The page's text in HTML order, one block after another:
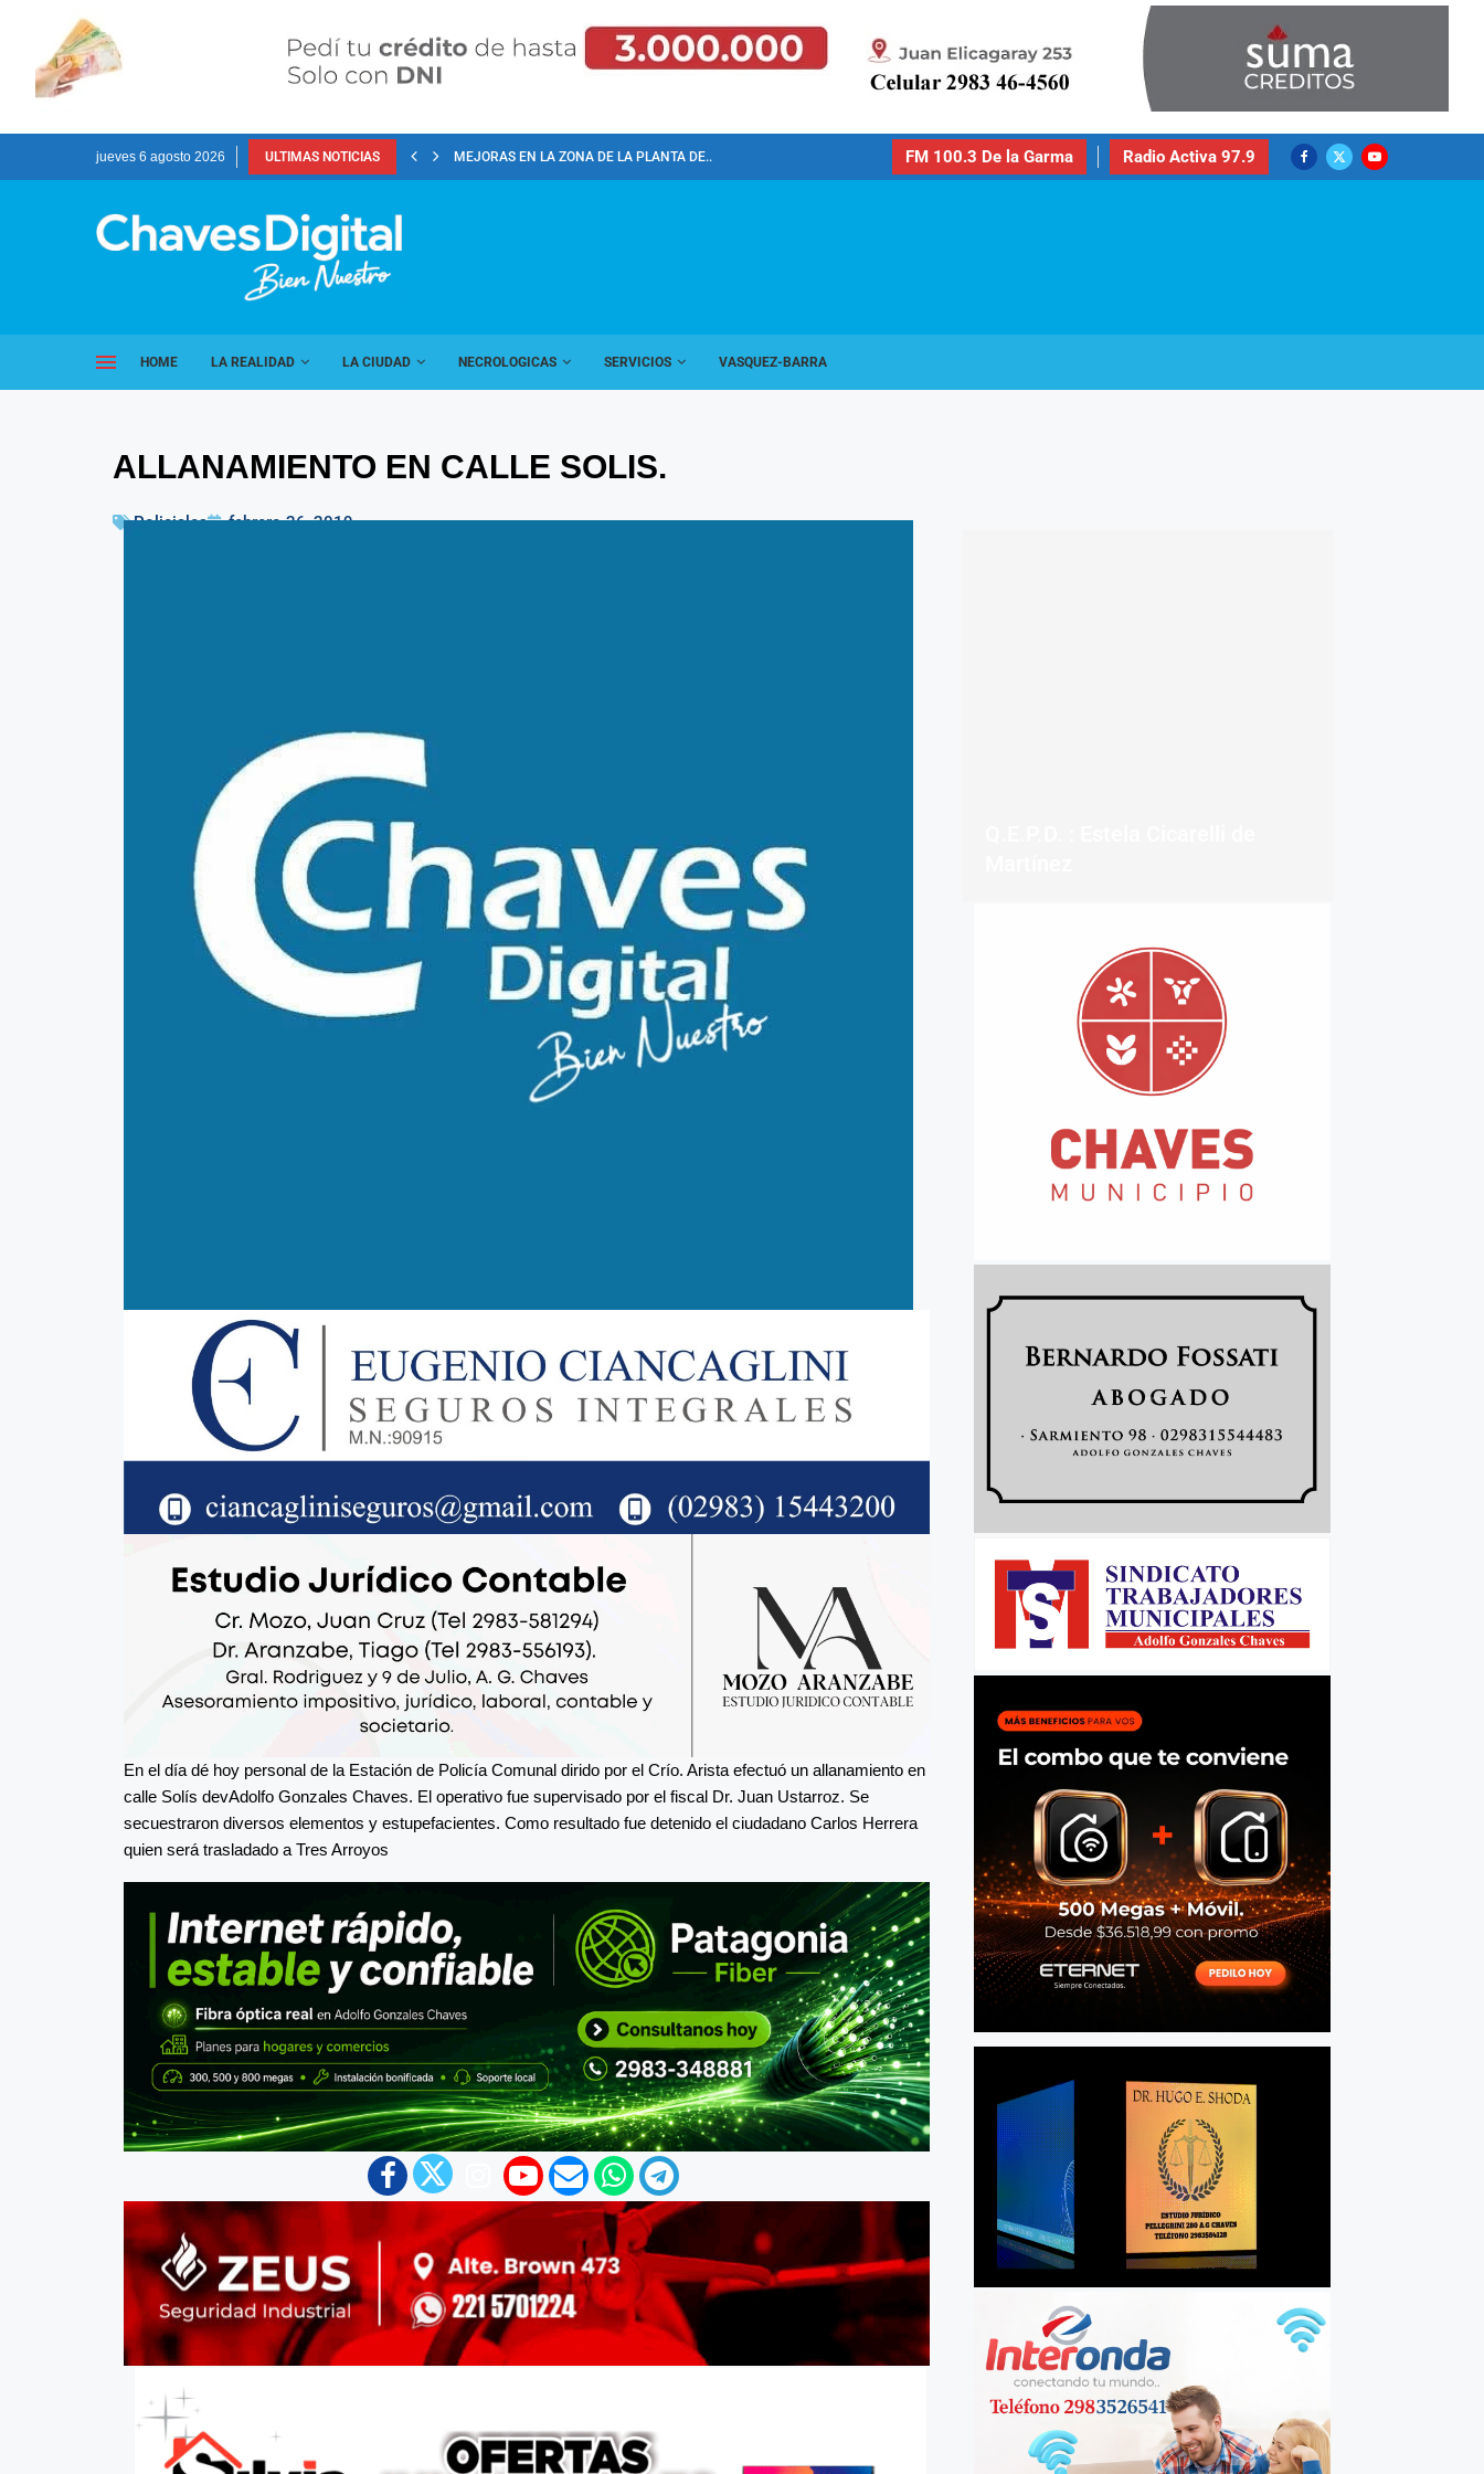
jueves 6 agosto 2026 ULTIMAS NOTICIAS MEJORAS EN LA ZONA DE LA PLANTA DE... FM 100.3 De la Garma Radio Activa 97.9
HOME LA REALIDAD LA CIUDAD NECROLOGICAS SERVICIOS VASQUEZ-BARRA
ALLANAMIENTO EN CALLE SOLIS.
Policiales febrero 26, 2019
En el día dé hoy personal de la Estación de Policía Comunal dirido por el Crío. Arista efectuó un allanamiento en
calle Solís devAdolfo Gonzales Chaves. El operativo fue supervisado por el fiscal Dr. Juan Ustarroz. Se
secuestraron diversos elementos y estupefacientes. Como resultado fue detenido el ciudadano Carlos Herrera
quien será trasladado a Tres Arroyos